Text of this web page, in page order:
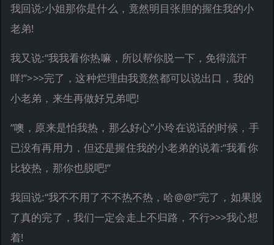
我回说:小姐那你是什么，竟然明目张胆的握住我的小
老弟!
我又说:“我我看你热嘛，所以帮你脱一下，免得流汗
咩!”>>>完了，这种烂理由我竟然都可以说出口，我的
小老弟，来生再做好兄弟吧!
“噢，原来是怕我热，那么好心”小玲在说话的时候，手
已没有再用力，但还是握住我的小老弟的说着:“我看你
比较热，那你也脱吧!”
我回说:“我不不用了不不热不热，哈@@!”完了，如果脱
了真的完了，我们一定会走上不归路，不行>>>我心想
着!